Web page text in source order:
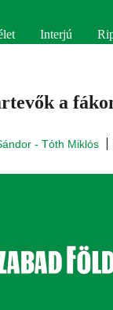
Interjú
a
- Tóth Miklós